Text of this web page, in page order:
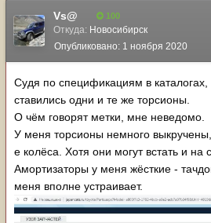
Vs@ 100
Откуда: Новосибирск
Опубликовано: 1 ноября 2020
Судя по спецификациям в
ставились одни и те же торсионы.
О чём говорят метки, мне неведомо.
У меня торсионы немного выкручены,
е колёса. Хотя они могут встать и на
Амортизаторы у меня жёсткие -
меня вполне устраивает.